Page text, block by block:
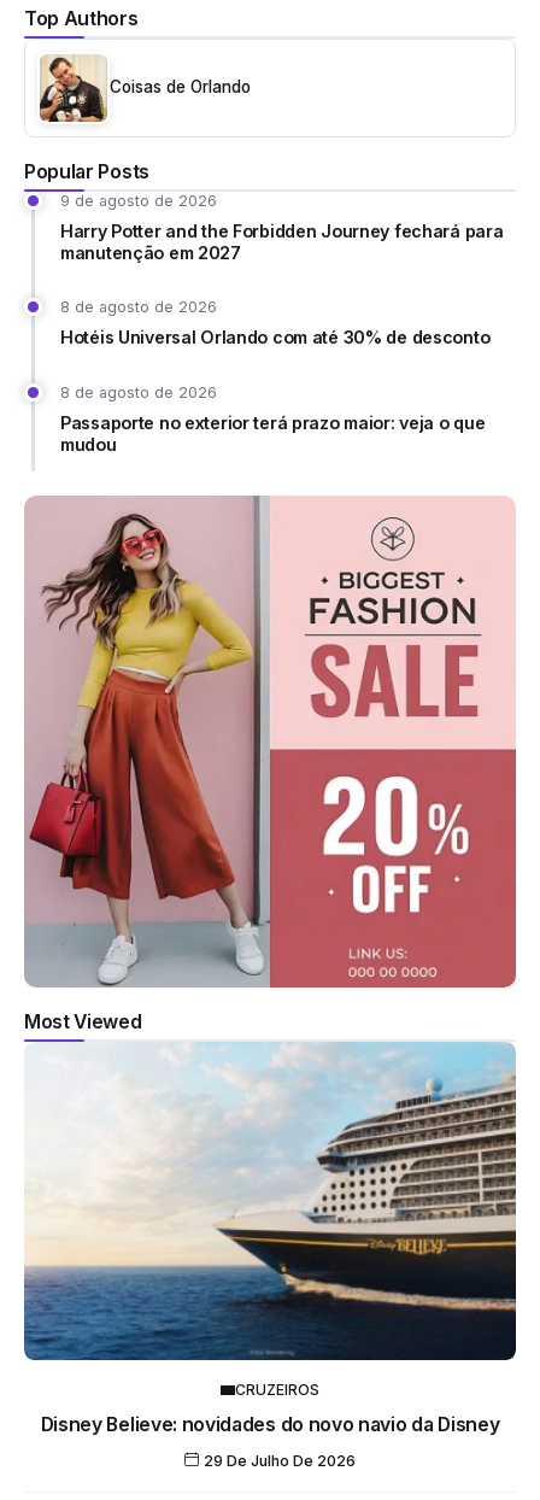
Top Authors
Coisas de Orlando
Popular Posts
9 de agosto de 2026
Harry Potter and the Forbidden Journey fechará para
manutenção em 2027
8 de agosto de 2026
Hotéis Universal Orlando com até 30% de desconto
8 de agosto de 2026
Passaporte no exterior terá prazo maior: veja o que
mudou
Most Viewed
CRUZEIROS
Disney Believe: novidades do novo navio da Disney
29 De Julho De 2026